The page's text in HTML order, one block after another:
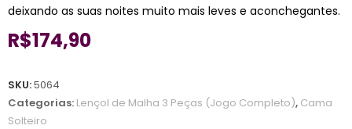
deixando as suas noites muito mais leves e aconchegantes.
R$174,90
SKU:5064
Categorias: Lençol de Malha 3 Peças (Jogo Completo), Cama
Solteiro